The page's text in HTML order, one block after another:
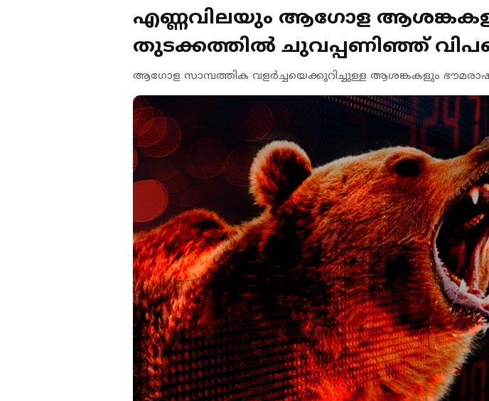
എണ്ണവിലയും ആഗോള ആശങ്കകളും
തുടക്കത്തിൽ ചുവപ്പണിഞ്ഞ്
ആഗോള സാമ്പത്തിക വളർച്ചയെക്കുറിച്ചുള്ള ആശങ്കകളും